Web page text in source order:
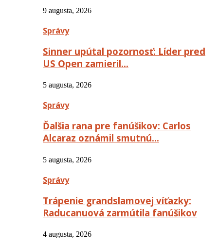
9 augusta, 2026
Správy
Sinner upútal pozornosť: Líder pred
US Open zamieril…
5 augusta, 2026
Správy
Ďalšia rana pre fanúšikov: Carlos
Alcaraz oznámil smutnú…
5 augusta, 2026
Správy
Trápenie grandslamovej víťazky:
Raducanuová zarmútila fanúšikov
4 augusta, 2026